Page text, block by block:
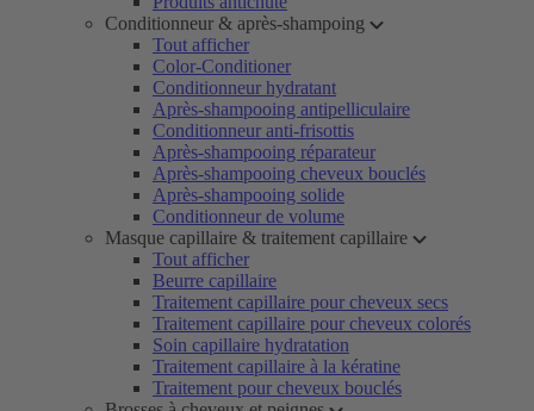
Conditionneur & après-shampoing
Tout afficher
Color-Conditioner
Conditionneur hydratant
Après-shampooing antipelliculaire
Conditionneur anti-frisottis
Après-shampooing réparateur
Après-shampooing cheveux bouclés
Après-shampooing solide
Conditionneur de volume
Masque capillaire & traitement capillaire
Tout afficher
Beurre capillaire
Traitement capillaire pour cheveux secs
Traitement capillaire pour cheveux colorés
Soin capillaire hydratation
Traitement capillaire à la kératine
Traitement pour cheveux bouclés